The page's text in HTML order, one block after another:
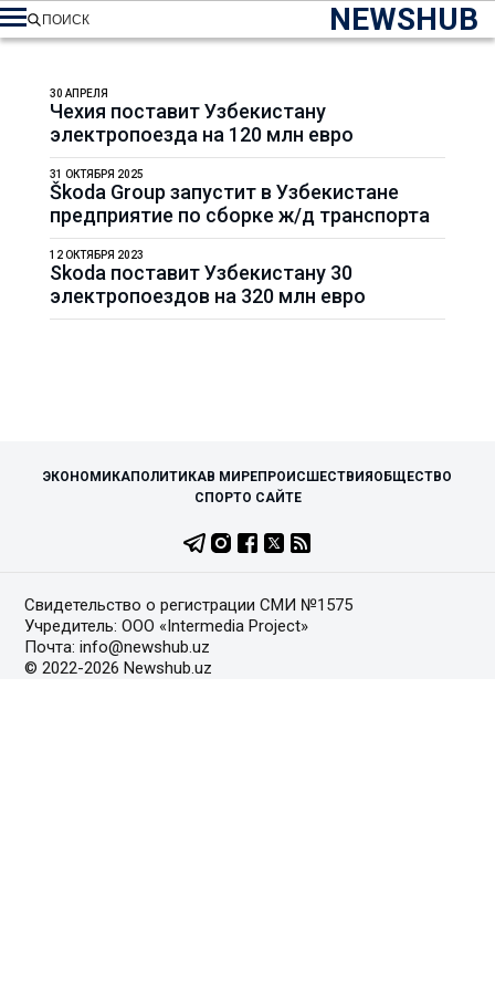
NEWSHUB
ПОИСК
Чехия поставит Узбекистану
электропоезда на 120 млн евро
30 АПРЕЛЯ
Škoda Group запустит в Узбекистане
предприятие по сборке ж/д транспорта
31 ОКТЯБРЯ 2025
Skoda поставит Узбекистану 30
электропоездов на 320 млн евро
12 ОКТЯБРЯ 2023
ЭКОНОМИКАПОЛИТИКАВ МИРЕПРОИСШЕСТВИЯ ОБЩЕСТВО
СПОРТО САЙТЕ
Свидетельство о регистрации СМИ №1575
Учредитель: ООО «Intermedia Project»
Почта: info@newshub.uz
© 2022-2026 Newshub.uz